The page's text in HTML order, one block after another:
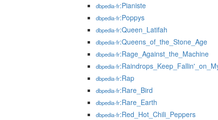
dbpedia-fr:Pianiste
dbpedia-fr:Poppys
dbpedia-fr:Queen_Latifah
dbpedia-fr:Queens_of_the_Stone_Age
dbpedia-fr:Rage_Against_the_Machine
dbpedia-fr
dbpedia-fr:Rap
dbpedia-fr:Rare_Bird
dbpedia-fr:Rare_Earth
dbpedia-fr:Red_Hot_Chili_Peppers